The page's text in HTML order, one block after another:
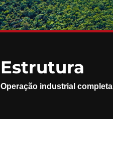
Estrutura
Operação industrial completa